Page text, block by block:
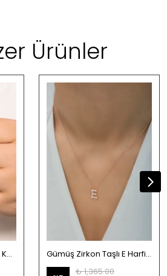
Ürünler
Gümüş Zarif Model İnci Kolye Gümüş Zirkon Taşlı E Harfi Kolye
₺ 1,365.00